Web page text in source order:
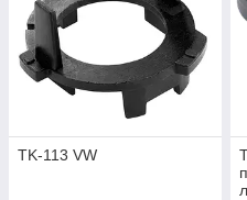
TK-113 VW